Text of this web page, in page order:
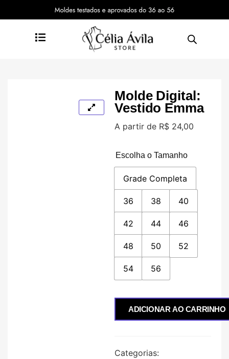
Molde Digital:
Vestido Emma
A partir de R$ 24,00
Escolha o Tamanho
Grade Completa
36 38 40
42 44 46
48 50 52
54 56
ADICIONAR AO CARRINHO
Categorias: